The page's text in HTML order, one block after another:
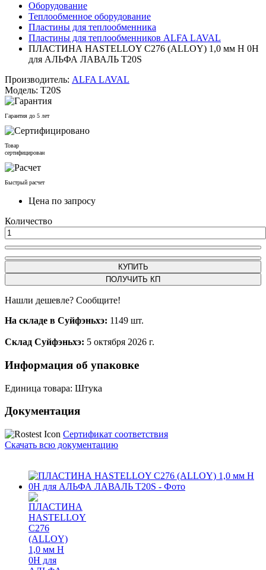
Оборудование
Теплообменное оборудование
Пластины для теплообменника
Пластины для теплообменников ALFA LAVAL
ПЛАСТИНА HASTELLOY C276 (ALLOY) 1,0 мм H 0H
для АЛЬФА ЛАВАЛЬ T20S
Производитель: ALFA LAVAL
Модель: T20S
Гарантия до 5 лет
Товар
сертифицирован
Быстрый расчет
Цена по запросу
Количество
КУПИТЬ
ПОЛУЧИТЬ КП
Нашли дешевле? Сообщите!
На складе в Суйфэньхэ: 1149 шт.
Склад Суйфэньхэ: 5 октября 2026 г.
Информация об упаковке
Единица товара: Штука
Документация
Сертификат соответствия
Скачать всю документацию